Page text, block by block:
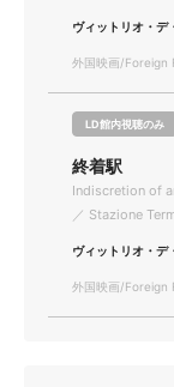
ヴィットリオ・デ
外国映画/Foreign
LD館内視聴のみ
終着駅
Indiscretion of
／ Stazione
ヴィットリオ・デ
外国映画/Foreign